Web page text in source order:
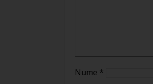
Nume *